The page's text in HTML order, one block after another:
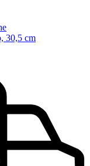
30,5 cm